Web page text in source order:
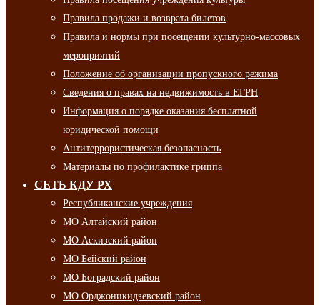
Правила продажи и возврата билетов
Правила и нормы при посещении культурно-массовых
мероприятий
Положение об организации пропускного режима
Сведения о правах на недвижимость в ЕГРН
Информация о порядке оказания бесплатной
юридической помощи
Антитеррористическая безопасность
Материалы по профилактике гриппа
СЕТЬ КДУ РХ
Республиканские учреждения
МО Алтайский район
МО Аскизский район
МО Бейский район
МО Боградский район
МО Орджоникидзевский район